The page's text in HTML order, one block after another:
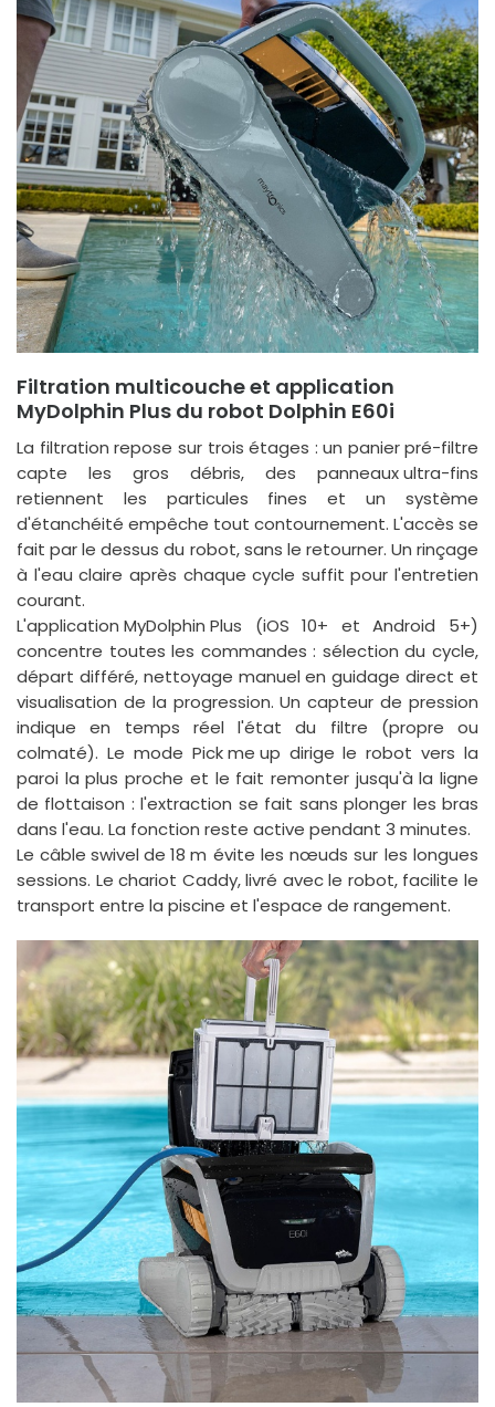
Filtration multicouche et application
MyDolphin Plus du robot Dolphin E60i
La filtration repose sur trois étages : un panier pré-filtre
capte les gros débris, des panneaux ultra-fins
retiennent les particules fines et un système
d'étanchéité empêche tout contournement. L'accès se
fait par le dessus du robot, sans le retourner. Un rinçage
à l'eau claire après chaque cycle suffit pour l'entretien
courant.
L'application MyDolphin Plus (iOS 10+ et Android 5+)
concentre toutes les commandes : sélection du cycle,
départ différé, nettoyage manuel en guidage direct et
visualisation de la progression. Un capteur de pression
indique en temps réel l'état du filtre (propre ou
colmaté). Le mode Pick me up dirige le robot vers la
paroi la plus proche et le fait remonter jusqu'à la ligne
de flottaison : l'extraction se fait sans plonger les bras
dans l'eau. La fonction reste active pendant 3 minutes.
Lecâble swivel de 18 m évite les nœuds sur les longues
sessions. Le chariot Caddy, livré avec le robot, facilite le
transport entre la piscine et l'espace de rangement.